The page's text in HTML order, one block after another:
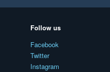
Follow us
Facebook
Twitter
Instagram